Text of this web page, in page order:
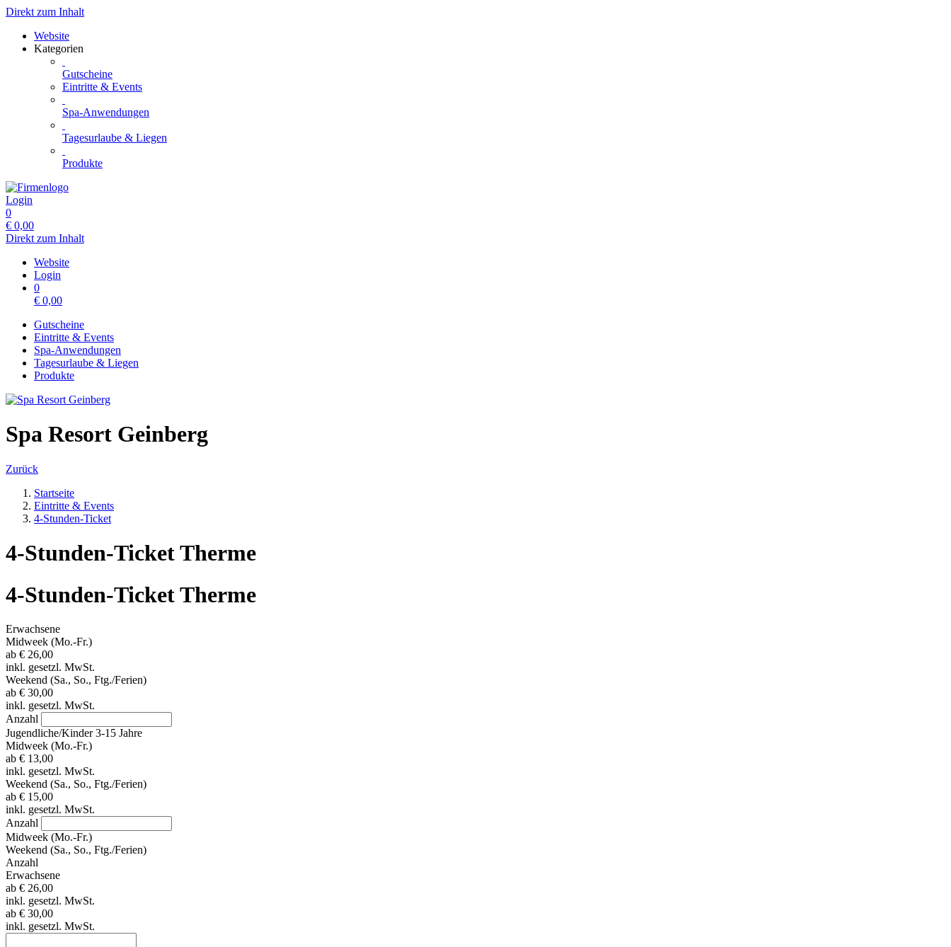
Direkt zum Inhalt
Website
Kategorien
Gutscheine
Eintritte & Events
Spa-Anwendungen
Tagesurlaube & Liegen
Produkte
Login
0
€ 0,00
Direkt zum Inhalt
Website
Login
0
€ 0,00
Gutscheine
Eintritte & Events
Spa-Anwendungen
Tagesurlaube & Liegen
Produkte
Spa Resort Geinberg
Zurück
Startseite
Eintritte & Events
4-Stunden-Ticket
4-Stunden-Ticket Therme
4-Stunden-Ticket Therme
Erwachsene
Midweek (Mo.-Fr.)
ab € 26,00
inkl. gesetzl. MwSt.
Weekend (Sa., So., Ftg./Ferien)
ab € 30,00
inkl. gesetzl. MwSt.
Anzahl
Jugendliche/Kinder 3-15 Jahre
Midweek (Mo.-Fr.)
ab € 13,00
inkl. gesetzl. MwSt.
Weekend (Sa., So., Ftg./Ferien)
ab € 15,00
inkl. gesetzl. MwSt.
Anzahl
Midweek (Mo.-Fr.)
Weekend (Sa., So., Ftg./Ferien)
Anzahl
Erwachsene
ab € 26,00
inkl. gesetzl. MwSt.
ab € 30,00
inkl. gesetzl. MwSt.